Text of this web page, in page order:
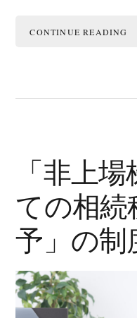
CONTINUE READING
「非上
ての相続
予」の制